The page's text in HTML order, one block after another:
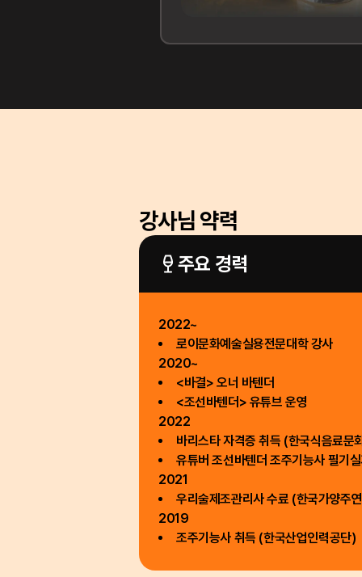
강사님 약력
주요 경력
2022~
로이문화예술실용전문대학 강사
2020~
<바결> 오너 바텐더
<조선바텐더> 유튜브 운영
2022
바리스타 자격증 취득 (한국식음료문
유튜버 조선바텐더 조주기능사 필기
2021
우리술제조관리사 수료 (한국가양주
2019
조주기능사 취득 (한국산업인력공단)